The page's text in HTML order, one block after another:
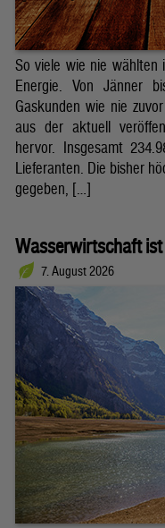
So viele wie nie wählten
Energie. Von Jänner
Gaskunden wie nie
aus der aktuell
hervor. Insgesamt
Lieferanten. Die bisher
gegeben, […]
Wasserwirtschaft
7. August 2026